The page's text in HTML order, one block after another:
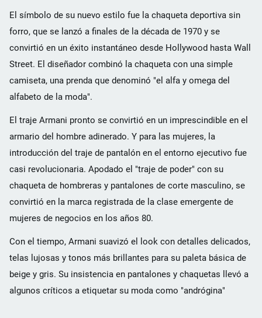
El símbolo de su nuevo estilo fue la chaqueta deportiva sin
forro, que se lanzó a finales de la década de 1970 y se
convirtió en un éxito instantáneo desde Hollywood hasta Wall
Street. El diseñador combinó la chaqueta con una simple
camiseta, una prenda que denominó "el alfa y omega del
alfabeto de la moda".
El traje Armani pronto se convirtió en un imprescindible en el
armario del hombre adinerado. Y para las mujeres, la
introducción del traje de pantalón en el entorno ejecutivo fue
casi revolucionaria. Apodado el "traje de poder" con su
chaqueta de hombreras y pantalones de corte masculino, se
convirtió en la marca registrada de la clase emergente de
mujeres de negocios en los años 80.
Con el tiempo, Armani suavizó el look con detalles delicados,
telas lujosas y tonos más brillantes para su paleta básica de
beige y gris. Su insistencia en pantalones y chaquetas llevó a
algunos críticos a etiquetar su moda como "andrógina"